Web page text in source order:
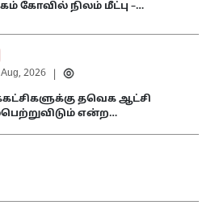
கோவில் நிலம் மீட்பு –…
2026
தவெக ஆட்சி
என்ற…